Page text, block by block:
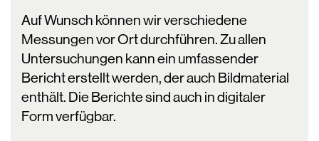
Auf Wunsch können wir verschiedene
Messungen vor Ort durchführen. Zu allen
Untersuchungen kann ein umfassender
Bericht erstellt werden, der auch Bildmaterial
enthält. Die Berichte sind auch in digitaler
Form verfügbar.